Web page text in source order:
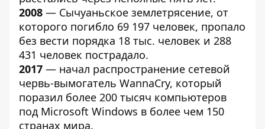
2008 — Сычуаньское землетрясение, от
которого погибло 69 197 человек, пропало
без вести порядка 18 тыс. человек и 288
431 человек пострадало.
2017 — начал распространение сетевой
червь-вымогатель WannaCry, который
поразил более 200 тысяч компьютеров
под Microsoft Windows в более чем 150
странах мира.